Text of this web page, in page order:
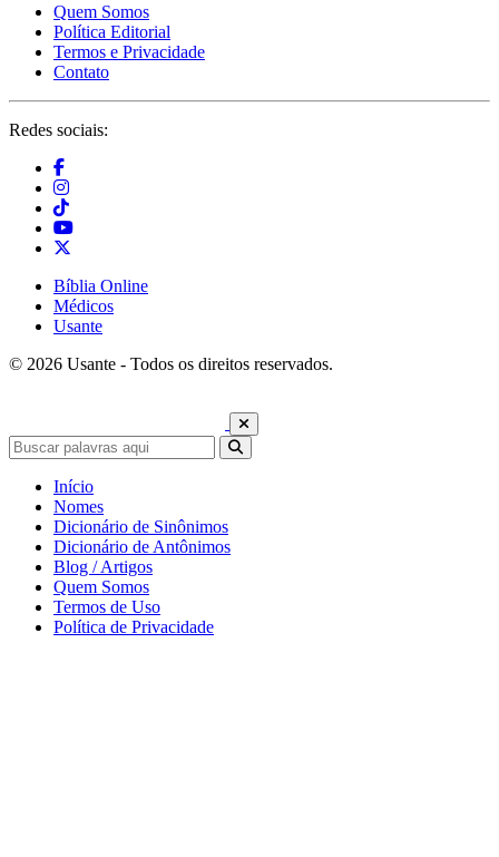
Quem Somos
Política Editorial
Termos e Privacidade
Contato
Redes sociais:
Bíblia Online
Médicos
Usante
© 2026 Usante - Todos os direitos reservados.
Início
Nomes
Dicionário de Sinônimos
Dicionário de Antônimos
Blog / Artigos
Quem Somos
Termos de Uso
Política de Privacidade